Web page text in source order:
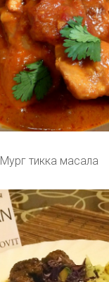
Мург тикка масала